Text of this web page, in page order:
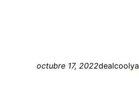
octubre 17, 2022dealcoolya